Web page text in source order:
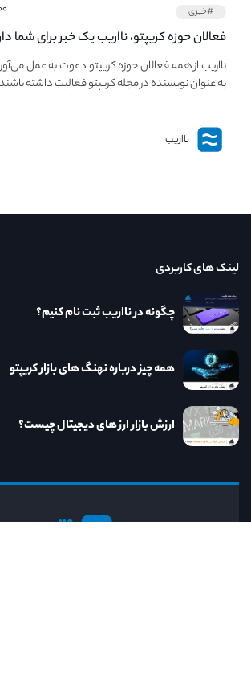
#خبری ۰۱:۰۰
فعالان حوزه کریپتو، نااریب یک خبر برای شما
فعالیت در مجله کریپتو
نااریب از همه فعالان حوزه کریپتو دعوت به عمل
به عنوان نویسنده در مجله کریپتو فعالیت داشته
نااریب
نااریب
لینک های کاربردی
چگونه در نااریب ثبت نام کنیم؟
همه چیز درباره نهنگ های بازار کریپتو
ارزش بازار ارز های دیجیتال چیست؟